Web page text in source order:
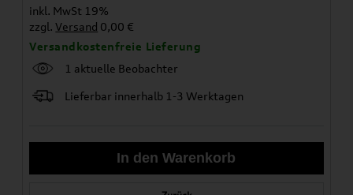
inkl. MwSt 19%
zzgl.Versand 0,00 €
Versandkostenfreie Lieferung
1 aktuelle Beobachter
Lieferbar innerhalb 1-3 Werktagen